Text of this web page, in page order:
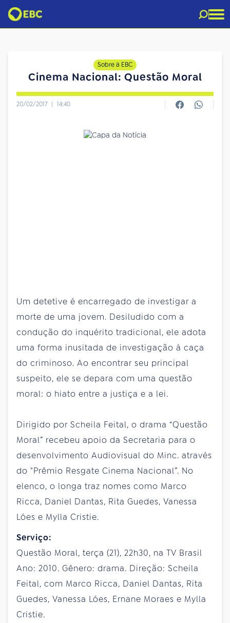
Sobre a EBC
Cinema Nacional: Questão Moral
20/02/2017 | 14:40
Um detetive é encarregado de investigar a
morte de uma jovem. Desiludido com a
condução do inquérito tradicional, ele adota
uma forma inusitada de investigação à caça
do criminoso. Ao encontrar seu principal
suspeito, ele se depara com uma questão
moral: o hiato entre a justiça e a lei.
Dirigido por Scheila Feital, o drama “Questão
Moral” recebeu apoio da Secretaria para o
desenvolvimento Audiovisual do Minc. através
do "Prêmio Resgate Cinema Nacional”. No
elenco, o longa traz nomes como Marco
Ricca, Daniel Dantas, Rita Guedes, Vanessa
Lóes e Mylla Cristie.
Serviço:
Questão Moral, terça (21), 22h30, na TV Brasil
Ano: 2010. Gênero: drama. Direção: Scheila
Feital, com Marco Ricca, Daniel Dantas, Rita
Guedes, Vanessa Lóes, Ernane Moraes e Mylla
Cristie.